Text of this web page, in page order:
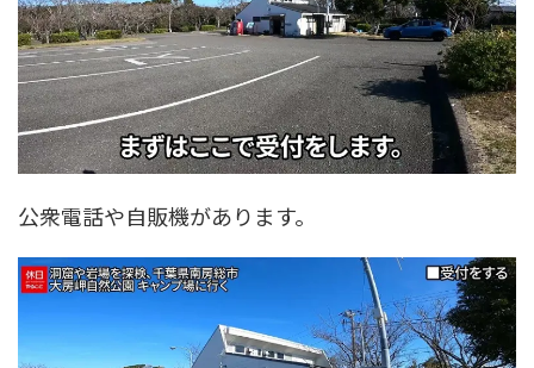
公衆電話や自販機があります。